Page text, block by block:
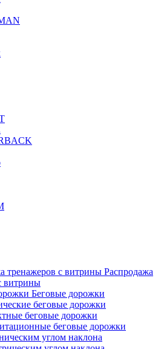
Распродажа
витрины
Беговые дорожки
беговые дорожки
беговые дорожки
беговые дорожки
углом наклона